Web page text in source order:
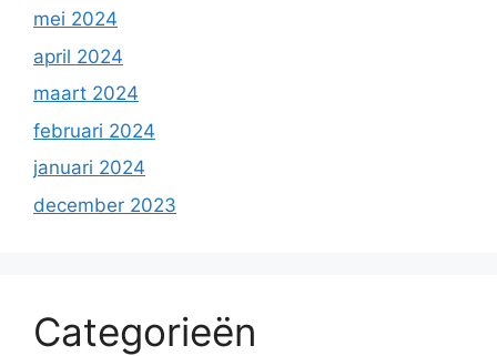
mei 2024
april 2024
maart 2024
februari 2024
januari 2024
december 2023
Categorieën